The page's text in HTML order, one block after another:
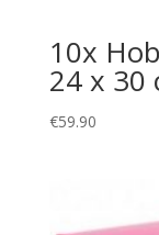
10x
24 x 30
€59.90